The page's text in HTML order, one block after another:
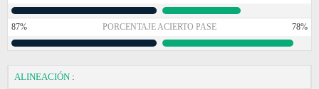
87% PORCENTAJE ACIERTO PASE 78%
ALINEACIÓN :